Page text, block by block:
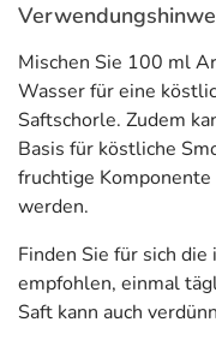
genannt, der außer
wurde eine spezielle
lichtundurchlässiger
Anwendung
Mischen Sie 100 ml
Saftschorle. Zudem
Basis für köstliche
fruchtige Komponente
Mischen Sie 100 ml
Wasser für eine
Saftschorle. Zudem
Basis für köstliche
fruchtige
werden.
Finden Sie für sich
empfohlen, einmal
Saft kann auch